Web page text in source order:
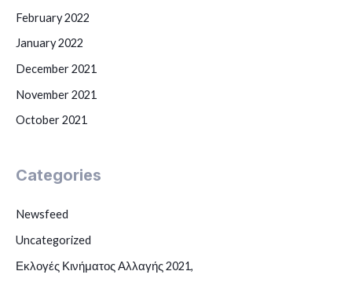
February 2022
January 2022
December 2021
November 2021
October 2021
Categories
Newsfeed
Uncategorized
Εκλογές Κινήματος Αλλαγής 2021,